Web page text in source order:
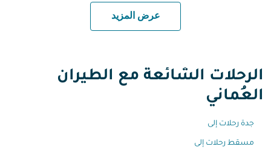
عرض المزيد
الرحلات الشائعة مع الطيران
العُماني
جدة رحلات إلى
مسقط رحلات إلى